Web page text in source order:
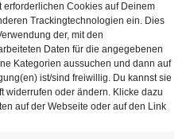
Cookies auf Deinem
Trackingtechnologien ein. Dies
der, mit den
Daten für die angegebenen
Kategorien aussuchen und dann auf
ist/sind freiwillig. Du kannst sie
widerrufen oder ändern. Klicke dazu
auf der Webseite oder auf den Link